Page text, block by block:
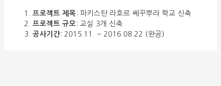
프로젝트 제목 : 파키스탄 라호르 쎄꾸뿌라 학교 신축
프로젝트 규모 : 교실 3개 신축
공사기간: 2015.11. ~ 2016.08.22 (완공)